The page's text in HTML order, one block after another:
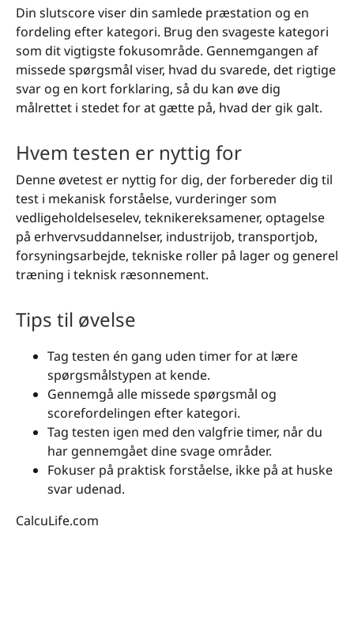
Din slutscore viser din samlede præstation og en
fordeling efter kategori. Brug den svageste kategori
som dit vigtigste fokusområde. Gennemgangen af
missede spørgsmål viser, hvad du svarede, det rigtige
svar og en kort forklaring, så du kan øve dig
målrettet i stedet for at gætte på, hvad der gik galt.
Hvem testen er nyttig for
Denne øvetest er nyttig for dig, der forbereder dig til
test i mekanisk forståelse, vurderinger som
vedligeholdelseselev, teknikereksamener, optagelse
på erhvervsuddannelser, industrijob, transportjob,
forsyningsarbejde, tekniske roller på lager og generel
træning i teknisk ræsonnement.
Tips til øvelse
Tag testen én gang uden timer for at lære
spørgsmålstypen at kende.
Gennemgå alle missede spørgsmål og
scorefordelingen efter kategori.
Tag testen igen med den valgfrie timer, når du
har gennemgået dine svage områder.
Fokuser på praktisk forståelse, ikke på at huske
svar udenad.
CalcuLife.com